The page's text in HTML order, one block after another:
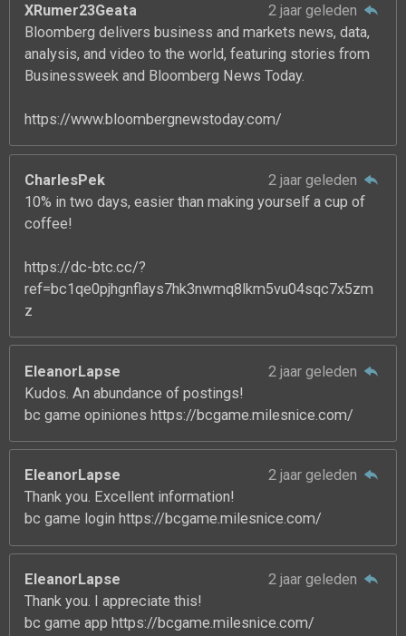
XRumer23Geata
2 jaar geleden
Bloomberg delivers business and markets news, data,
analysis, and video to the world, featuring stories from
Businessweek and Bloomberg News Today.
https://www.bloombergnewstoday.com/
CharlesPek
2 jaar geleden
10% in two days, easier than making yourself a cup of
coffee!
https://dc-btc.cc/?
ref=bc1qe0pjhgnflays7hk3nwmq8lkm5vu04sqc7x5zm
z
EleanorLapse
2 jaar geleden
Kudos. An abundance of postings!
bc game opiniones https://bcgame.milesnice.com/
EleanorLapse
2 jaar geleden
Thank you. Excellent information!
bc game login https://bcgame.milesnice.com/
EleanorLapse
2 jaar geleden
Thank you. I appreciate this!
bc game app https://bcgame.milesnice.com/